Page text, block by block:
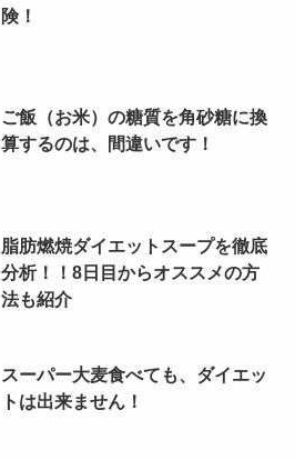
険！
ご飯（お米）の糖質を角砂糖に換
算するのは、間違いです！
脂肪燃焼ダイエットスープを徹底
分析！！8日目からオススメの方
法も紹介
スーパー大麦食べても、ダイエッ
トは出来ません！